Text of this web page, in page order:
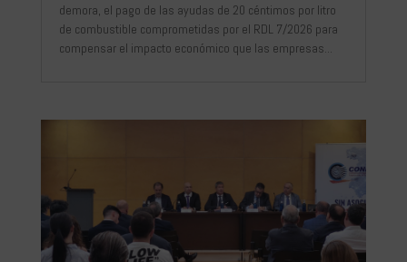
demora, el pago de las ayudas de 20 céntimos por litro
de combustible comprometidas por el RDL 7/2026 para
compensar el impacto económico que las empresas...